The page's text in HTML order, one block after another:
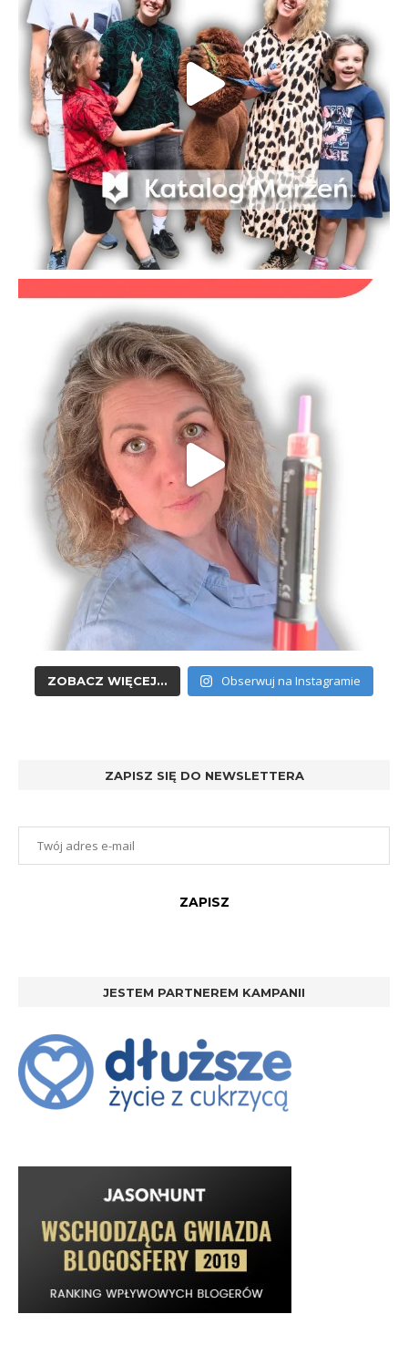
ZOBACZ WIĘCEJ... Obserwuj na Instagramie
ZAPISZ SIĘ DO NEWSLETTERA
JESTEM PARTNEREM KAMPANII